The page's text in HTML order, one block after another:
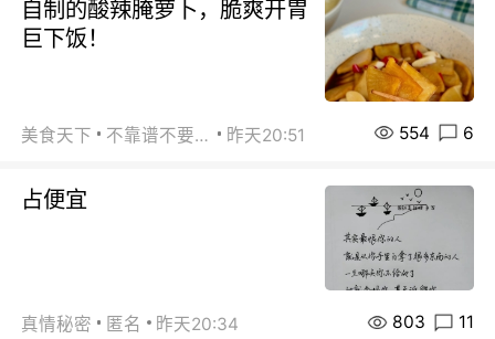
自制的酸辣腌萝卜，脆爽开胃
巨下饭！
美食天下 不靠谱不要联系 昨天20:51 554 6
占便宜
真情秘密 匿名 昨天20:34 803 11